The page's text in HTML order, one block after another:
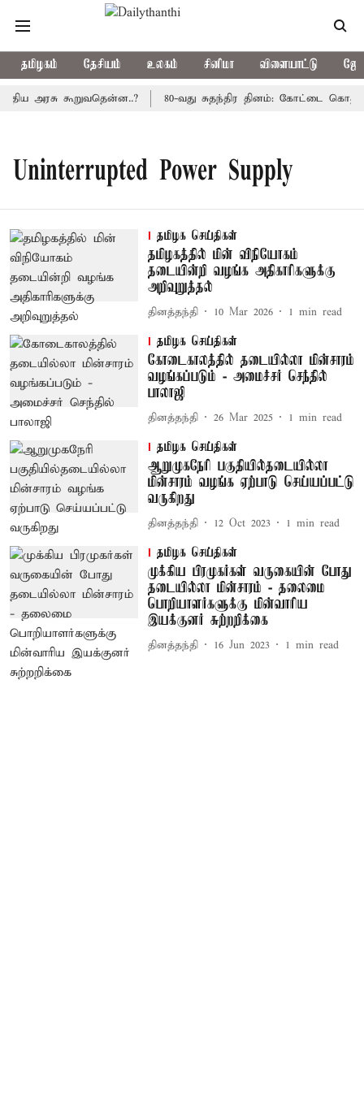
தமிழகம் தேசியம் உலகம் சினிமா விளையாட்டு
அரசு கூறுவதென்ன..? 80-வது சுதந்திர தினம்: கோட்டை
Uninterrupted Power Supply
தமிழக செய்திகள்
தமிழகத்தில் மின் விநியோகம்
தடையின்றி வழங்க அதிகாரிகளுக்கு
அறிவுறுத்தல்
தினத்தந்தி 10 Mar 2026 1 min read
தமிழக செய்திகள்
கோடைகாலத்தில் தடையில்லா மின்சாரம்
வழங்கப்படும் - அமைச்சர் செந்தில்
பாலாஜி
தினத்தந்தி 26 Mar 2025 1 min read
தமிழக செய்திகள்
ஆறுமுகநேரி பகுதியில்தடையில்லா
மின்சாரம் வழங்க ஏற்பாடு செய்யப்பட்டு
வருகிறது
தினத்தந்தி 12 Oct 2023 1 min read
தமிழக செய்திகள்
முக்கிய பிரமுகர்கள் வருகையின் போது
தடையில்லா மின்சாரம் - தலைமை
பொறியாளர்களுக்கு மின்வாரிய
இயக்குனர் சுற்றறிக்கை
தினத்தந்தி 16 Jun 2023 1 min read